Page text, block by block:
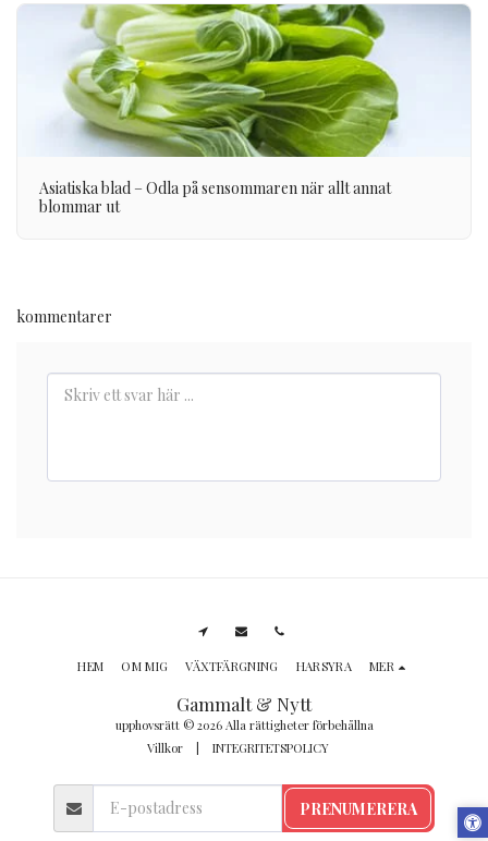
Asiatiska blad – Odla på sensommaren när allt annat
blommar ut
kommentarer
Gammalt & Nytt
upphovsrätt © 2026 Alla rättigheter förbehållna
Villkor| INTEGRITETSPOLICY
HEM OM MIG VÄXTFÄRGNING HARSYRA MER
PRENUMERERA